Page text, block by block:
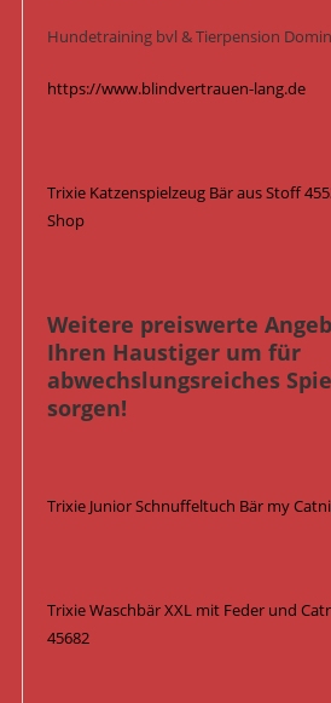
Hundetraining bvl & Tierpension
https://www.blindvertrauen-lang.de
Trixie Katzenspielzeug Bär aus Stoff
Shop
Weitere preiswerte
Ihren Haustiger um für
abwechslungsreiches
sorgen!
Trixie Junior Schnuffeltuch Bär my
Trixie Waschbär XXL mit Feder und
45682